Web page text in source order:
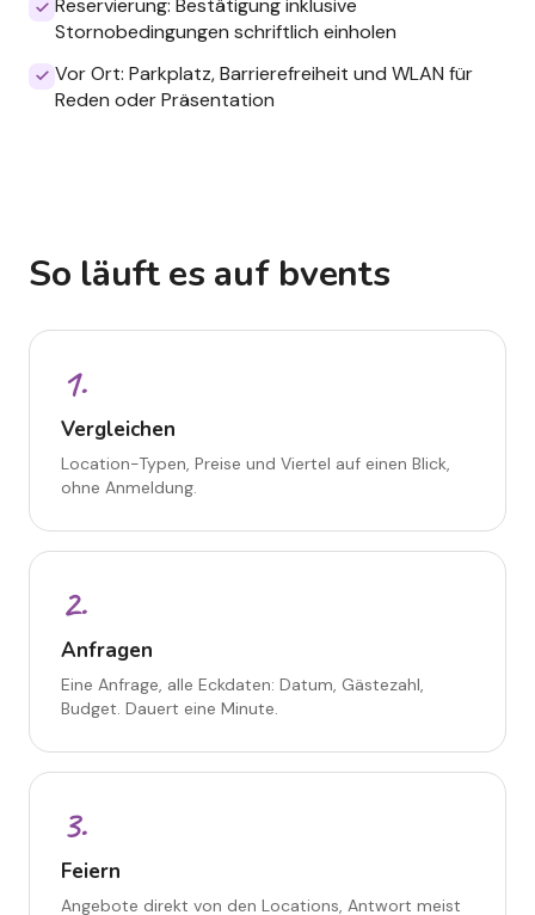
Reservierung: Bestätigung inklusive
Stornobedingungen schriftlich einholen
Vor Ort: Parkplatz, Barrierefreiheit und WLAN für
Reden oder Präsentation
So läuft es auf bvents
1.
Vergleichen
Location-Typen, Preise und Viertel auf einen Blick,
ohne Anmeldung.
2.
Anfragen
Eine Anfrage, alle Eckdaten: Datum, Gästezahl,
Budget. Dauert eine Minute.
3.
Feiern
Angebote direkt von den Locations, Antwort meist